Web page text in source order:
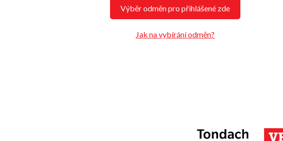
Výběr odměn pro přihlášené zde
Jak na vybírání odměn?